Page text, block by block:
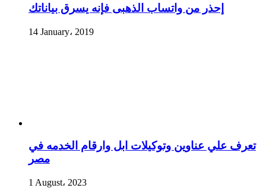
إحذر من واتساب الذهبى فإنه يسرق بياناتك
14 January، 2019
تعرف علي عناوين وتوكيلات ابل وارقام الخدمه في
مصر
1 August، 2023